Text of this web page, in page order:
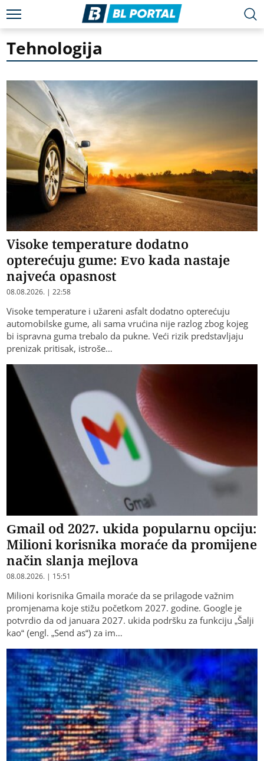
Tehnologija
Visoke temperature dodatno
opterećuju gume: Evo kada nastaje
najveća opasnost
08.08.2026. | 22:58
Visoke temperature i užareni asfalt dodatno opterećuju
automobilske gume, ali sama vrućina nije razlog zbog kojeg
bi ispravna guma trebalo da pukne. Veći rizik predstavljaju
prenizak pritisak, istroše…
Gmail od 2027. ukida popularnu opciju:
Milioni korisnika moraće da promijene
način slanja mejlova
08.08.2026. | 15:51
Milioni korisnika Gmaila moraće da se prilagode važnim
promjenama koje stižu početkom 2027. godine. Google je
potvrdio da od januara 2027. ukida podršku za funkciju „Šalji
kao“ (engl. „Send as“) za im…